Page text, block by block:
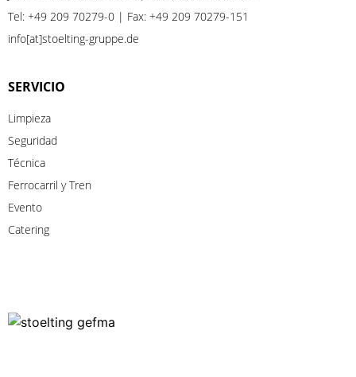
Tel: +49 209 70279-0 | Fax: +49 209 70279-151
info[at]stoelting-gruppe.de
SERVICIO
Limpieza
Seguridad
Técnica
Ferrocarril yTren
Evento
Catering